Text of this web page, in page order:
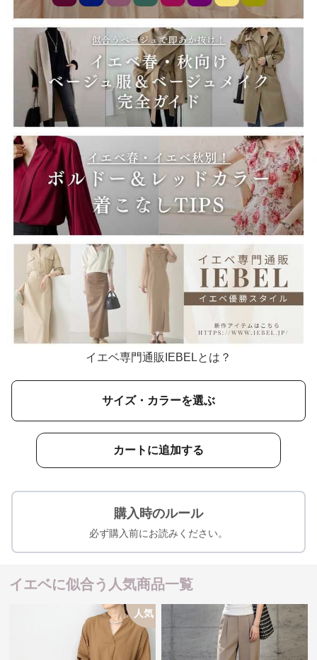
イエベ専門通販IEBELとは？
サイズ・カラーを選ぶ
カートに追加する
購入時のルール
必ず購入前にお読みください。
イエベに似合う人気商品一覧
人気